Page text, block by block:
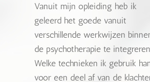
Vanuit mijn opleiding heb ik
geleerd het goede vanuit
verschillende werkwijzen
de psychotherapie te integreren.
Welke technieken ik gebruik
voor een deel af van de